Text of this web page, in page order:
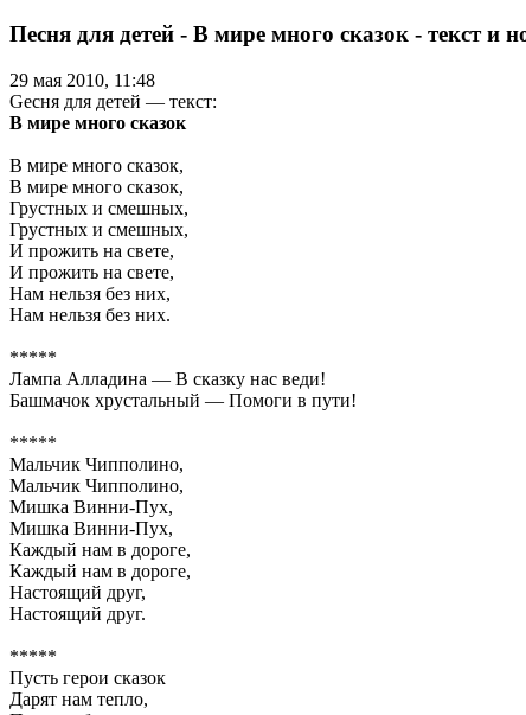
Песня для детей - В мире много сказок - текст и
29 мая 2010, 11:48
Gесня для детей — текст:
В мире много сказок
В мире много сказок,
В мире много сказок,
Грустных и смешных,
Грустных и смешных,
И прожить на свете,
И прожить на свете,
Нам нельзя без них,
Нам нельзя без них.
*****
Лампа Алладина — В сказку нас веди!
Башмачок хрустальный — Помоги в пути!
*****
Мальчик Чипполино,
Мальчик Чипполино,
Мишка Винни-Пух,
Мишка Винни-Пух,
Каждый нам в дороге,
Каждый нам в дороге,
Настоящий друг,
Настоящий друг.
*****
Пусть герои сказок
Дарят нам тепло,